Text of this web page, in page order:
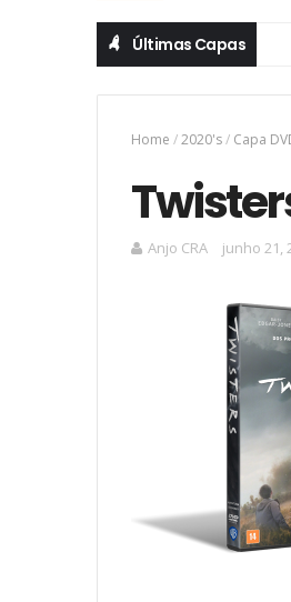
Últimas Capas
Home /2020's/ Capa
Anjo CRA junho 21,